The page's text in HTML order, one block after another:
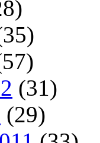
(31)
(29)